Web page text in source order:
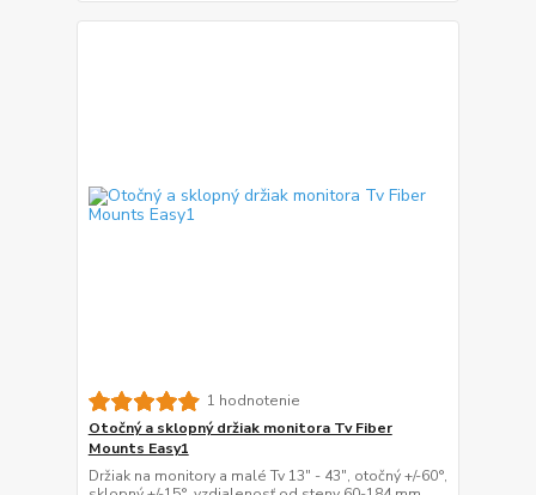
1 hodnotenie
Otočný a sklopný držiak monitora Tv Fiber
Mounts Easy1
Držiak na monitory a malé Tv 13" - 43", otočný +/-60°,